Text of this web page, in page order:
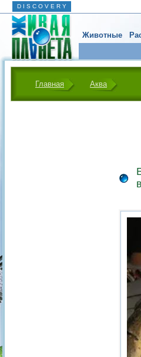
D I S C O V E R Y
Животные
Главная Аква